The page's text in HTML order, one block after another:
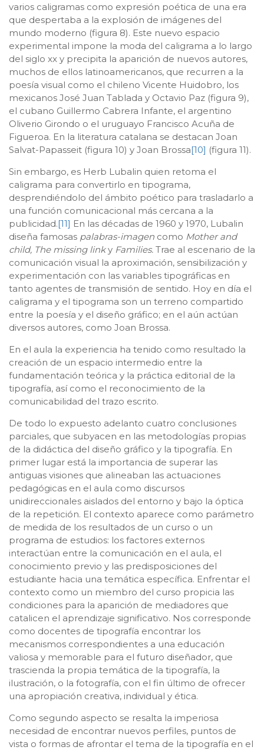
varios caligramas como expresión poética de una era
que despertaba a la explosión de imágenes del
mundo moderno (figura 8). Este nuevo espacio
experimental impone la moda del caligrama a lo largo
del siglo xx y precipita la aparición de nuevos autores,
muchos de ellos latinoamericanos, que recurren a la
poesía visual como el chileno Vicente Huidobro, los
mexicanos José Juan Tablada y Octavio Paz (figura 9),
el cubano Guillermo Cabrera Infante, el argentino
Oliverio Girondo o el uruguayo Francisco Acuña de
Figueroa. En la literatura catalana se destacan Joan
Salvat-Papasseit (figura 10) y Joan Brossa[10] (figura 11).
Sin embargo, es Herb Lubalin quien retoma el
caligrama para convertirlo en tipograma,
desprendiéndolo del ámbito poético para trasladarlo a
una función comunicacional más cercana a la
publicidad.[11] En las décadas de 1960 y 1970, Lubalin
diseña famosas palabras-imagen como Mother and
child, The missing linky Families. Trae al escenario de la
comunicación visual la aproximación, sensibilización y
experimentación con las variables tipográficas en
tanto agentes de transmisión de sentido. Hoy en día el
caligrama y el tipograma son un terreno compartido
entre la poesía y el diseño gráfico; en el aún actúan
diversos autores, como Joan Brossa.
En el aula la experiencia ha tenido como resultado la
creación de un espacio intermedio entre la
fundamentación teórica y la práctica editorial de la
tipografía, así como el reconocimiento de la
comunicabilidad del trazo escrito.
De todo lo expuesto adelanto cuatro conclusiones
parciales, que subyacen en las metodologías propias
de la didáctica del diseño gráfico y la tipografía. En
primer lugar está la importancia de superar las
antiguas visiones que alineaban las actuaciones
pedagógicas en el aula como discursos
unidireccionales aislados del entorno y bajo la óptica
de la repetición. El contexto aparece como parámetro
de medida de los resultados de un curso o un
programa de estudios: los factores externos
interactúan entre la comunicación en el aula, el
conocimiento previo y las predisposiciones del
estudiante hacia una temática específica. Enfrentar el
contexto como un miembro del curso propicia las
condiciones para la aparición de mediadores que
catalicen el aprendizaje significativo. Nos corresponde
como docentes de tipografía encontrar los
mecanismos correspondientes a una educación
valiosa y memorable para el futuro diseñador, que
trascienda la propia temática de la tipografía, la
ilustración, o la fotografía, con el fin último de ofrecer
una apropiación creativa, individual y ética.
Como segundo aspecto se resalta la imperiosa
necesidad de encontrar nuevos perfiles, puntos de
vista o formas de afrontar el tema de la tipografía en el